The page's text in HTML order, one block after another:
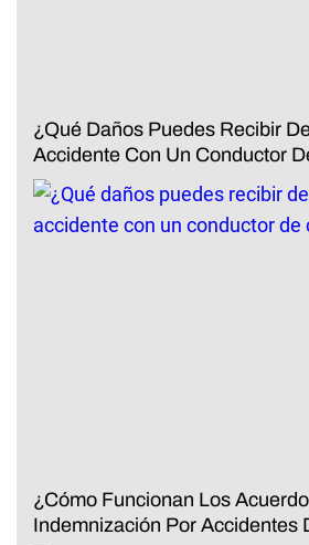
¿Qué Daños Puedes Recibir
Accidente Con Un Conductor
¿Cómo Funcionan Los
Indemnización Por Accidentes